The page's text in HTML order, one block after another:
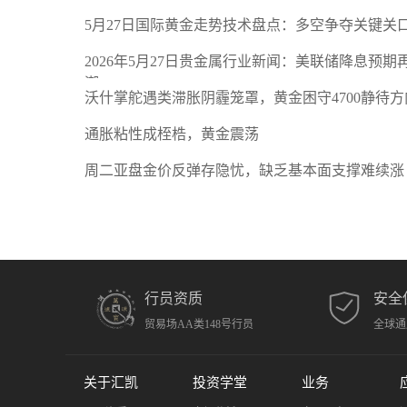
5月27日国际黄金走势技术盘点：多空争夺关键关
2026年5月27日贵金属行业新闻：美联储降息预
潮
沃什掌舵遇类滞胀阴霾笼罩，黄金困守4700静待方
通胀粘性成桎梏，黄金震荡
周二亚盘金价反弹存隐忧，缺乏基本面支撑难续涨
行员资质
贸易场AA类148号行员
安全
全球
关于汇凯 投资学堂 业务